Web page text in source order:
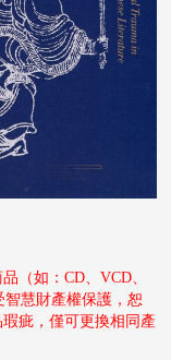
（如：CD、VCD、
慧財產權保護，恕
疵，僅可更換相同產